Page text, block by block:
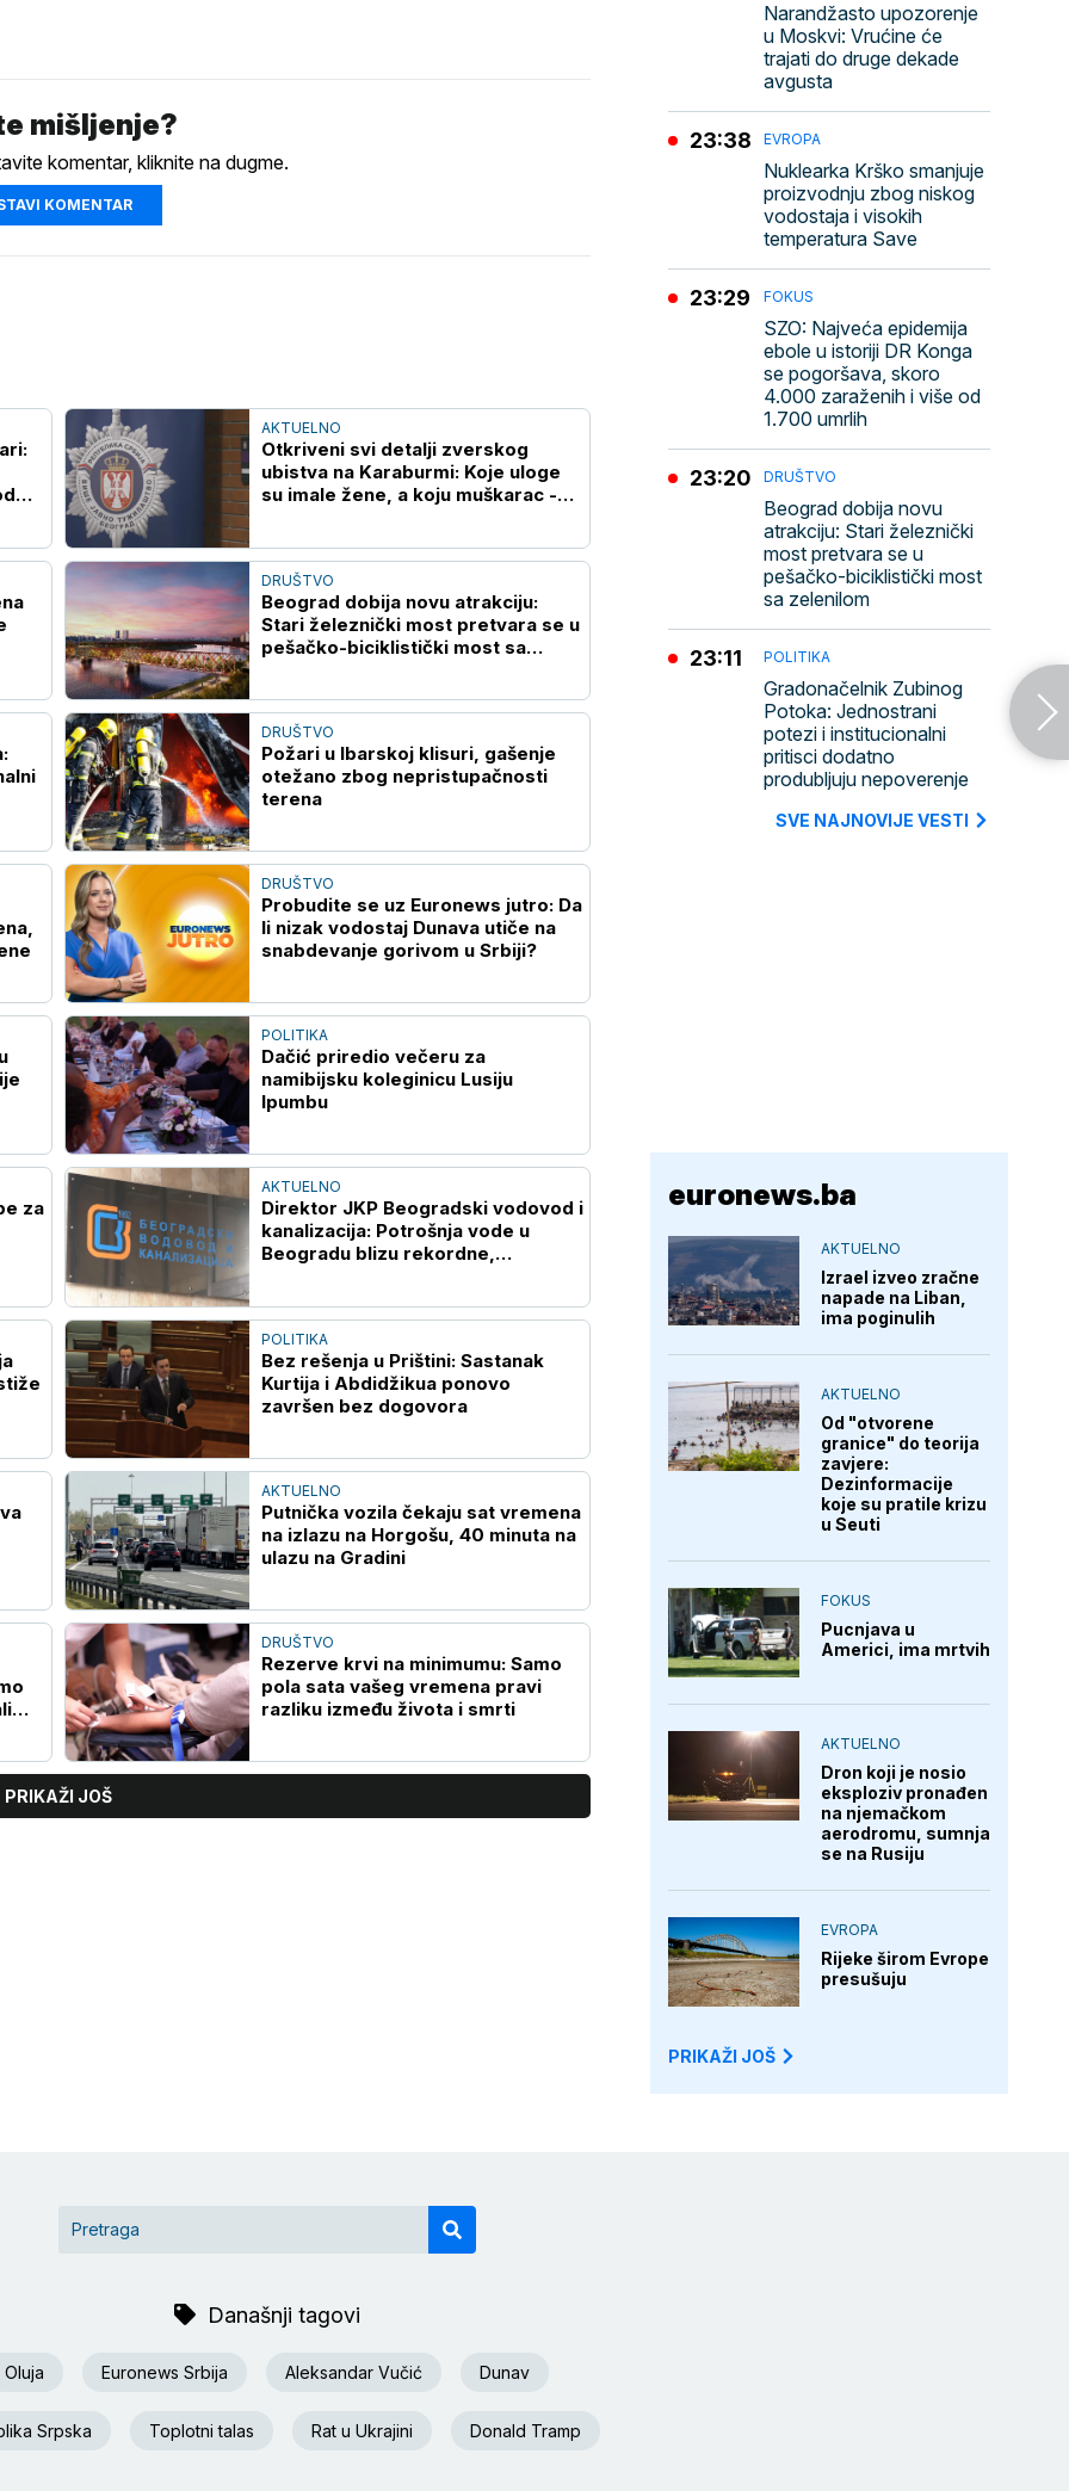
mišljenje?
komentar, kliknite na dugme.
KOMENTAR
AKTUELNO
Otkriveni svi detalji zverskog
ubistva na Karaburmi: Koje uloge
su imale žene, a koju muškarac -
DRUŠTVO
Beograd dobija novu atrakciju:
Stari železnički most pretvara se u
pešačko-biciklistički most sa
DRUŠTVO
Požari u Ibarskoj klisuri, gašenje
otežano zbog nepristupačnosti
terena
DRUŠTVO
Probudite se uz Euronews jutro: Da
li nizak vodostaj Dunava utiče na
snabdevanje gorivom u Srbiji?
POLITIKA
Dačić priredio večeru za
namibijsku koleginicu Lusiju
Ipumbu
za
AKTUELNO
Direktor JKP Beogradski vodovod i
kanalizacija: Potrošnja vode u
Beogradu blizu rekordne,
POLITIKA
Bez rešenja u Prištini: Sastanak
Kurtija i Abdidžikua ponovo
završen bez dogovora
AKTUELNO
Putnička vozila čekaju sat vremena
na izlazu na Horgošu, 40 minuta na
ulazu na Gradini
DRUŠTVO
Rezerve krvi na minimumu: Samo
pola sata vašeg vremena pravi
razliku između života i smrti
PRIKAŽI JOŠ
Narandžasto upozorenje
u Moskvi: Vrućine će
trajati do druge dekade
avgusta
EVROPA
Nuklearka Krško smanjuje
proizvodnju zbog niskog
vodostaja i visokih
temperatura Save
23:38
FOKUS
SZO: Najveća epidemija
ebole u istoriji DR Konga
se pogoršava, skoro
4.000 zaraženih i više od
1.700 umrlih
23:29
DRUŠTVO
Beograd dobija novu
atrakciju: Stari železnički
most pretvara se u
pešačko-biciklistički most
sa zelenilom
23:20
POLITIKA
Gradonačelnik Zubinog
Potoka: Jednostrani
potezi i institucionalni
pritisci dodatno
produbljuju nepoverenje
23:11
SVE NAJNOVIJE VESTI
euronews.ba
AKTUELNO
Izrael izveo zračne
napade na Liban,
ima poginulih
AKTUELNO
Od "otvorene
granice" do teorija
zavjere:
Dezinformacije
koje su pratile krizu
u Seuti
FOKUS
Pucnjava u
Americi, ima mrtvih
AKTUELNO
Dron koji je nosio
eksploziv pronađen
na njemačkom
aerodromu, sumnja
se na Rusiju
EVROPA
Rijeke širom Evrope
presušuju
PRIKAŽI JOŠ
Današnji tagovi
Oluja Euronews Srbija Aleksandar Vučić Dunav
Srpska Toplotni talas Rat u Ukrajini Donald Tramp